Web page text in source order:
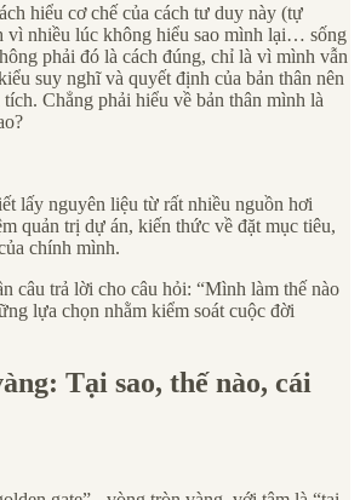
hiểu cơ chế của cách tư duy này (tự
vì nhiều lúc không hiểu sao mình lại… sống
phải đó là cách đúng, chỉ là vì mình vẫn
suy nghĩ và quyết định của bản thân nên
Chẳng phải hiểu về bản thân mình là
lấy nguyên liệu từ rất nhiều nguồn hơi
quản trị dự án, kiến thức về đặt mục tiêu,
chính mình.
câu trả lời cho câu hỏi: “Mình làm thế nào
lựa chọn nhằm kiểm soát cuộc đời
Tại sao, thế nào, cái